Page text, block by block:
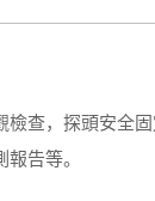
查，探頭安全固
告等。